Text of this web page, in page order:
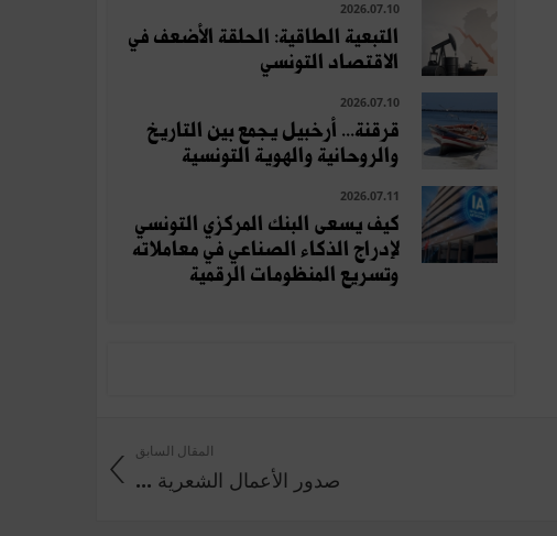
2026.07.10
التبعية الطاقية: الحلقة الأضعف في
الاقتصاد التونسي
2026.07.10
قرقنة... أرخبيل يجمع بين التاريخ
والروحانية والهوية التونسية
2026.07.11
كيف يسعى البنك المركزي التونسي
لإدراج الذكاء الصناعي في معاملاته
وتسريع المنظومات الرقمية
المقال السابق
صدور الأعمال الشعرية ...